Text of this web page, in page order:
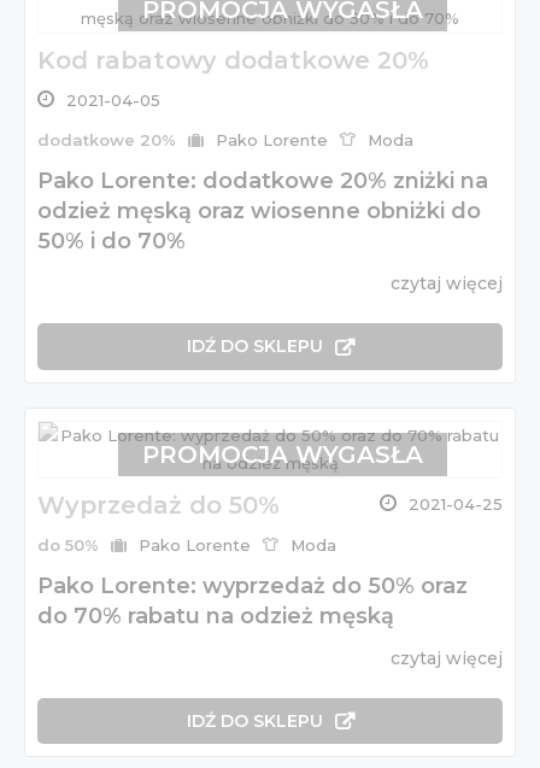
Kod rabatowy dodatkowe 20%
2021-04-05
dodatkowe 20% Pako Lorente Moda
Pako Lorente: dodatkowe 20% zniżki na
odzież męską oraz wiosenne obniżki do
50% i do 70%
czytaj więcej
IDŹ DO SKLEPU
PROMOCJA WYGASŁA
Wyprzedaż do 50% 2021-04-25
do 50% Pako Lorente Moda
Pako Lorente: wyprzedaż do 50% oraz
do 70% rabatu na odzież męską
czytaj więcej
IDŹ DO SKLEPU
PROMOCJA WYGASŁA